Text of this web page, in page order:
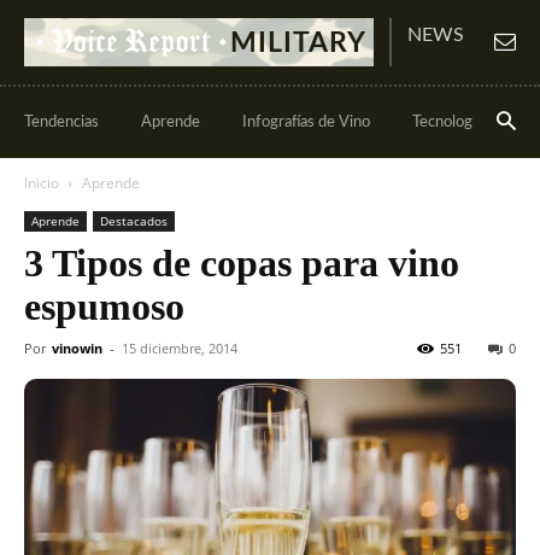
MILITARY NEWS
Tendencias Aprende Infografías de Vino Tecnología y vino
Inicio Aprende
Aprende Destacados
3 Tipos de copas para vino
espumoso
Por vinowin - 15 diciembre, 2014 0
551